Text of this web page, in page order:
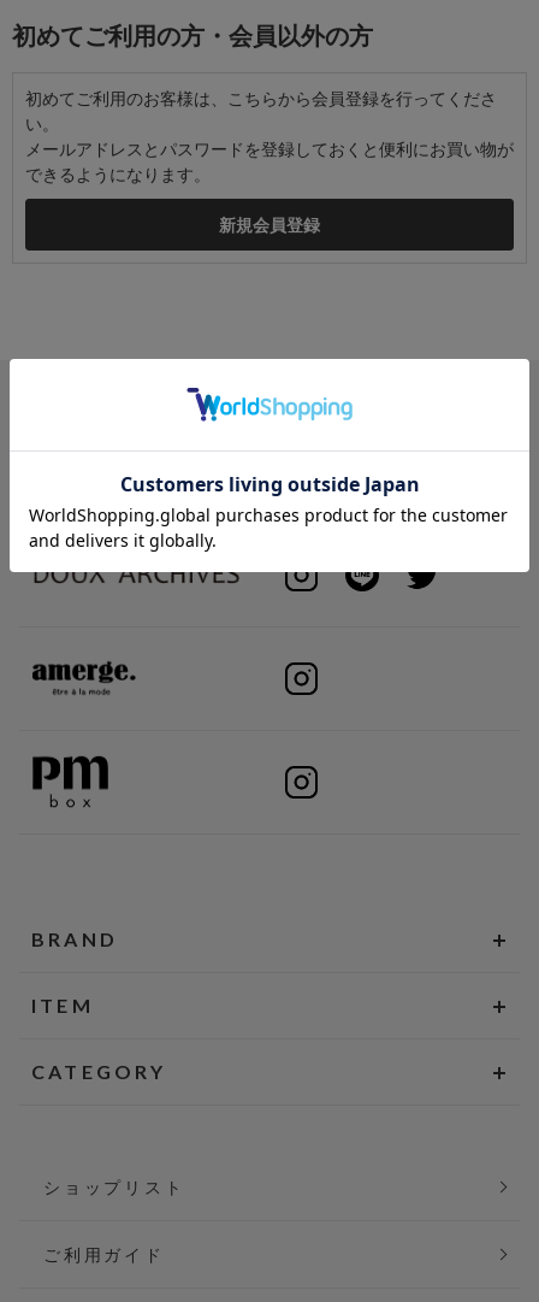
初めてご利用の方・会員以外の方
初めてご利用のお客様は、こちらから会員登録を行ってくださ
い。
メールアドレスとパスワードを登録しておくと便利にお買い物が
できるようになります。
BRAND
ITEM
CATEGORY
ショップリスト
ご利用ガイド